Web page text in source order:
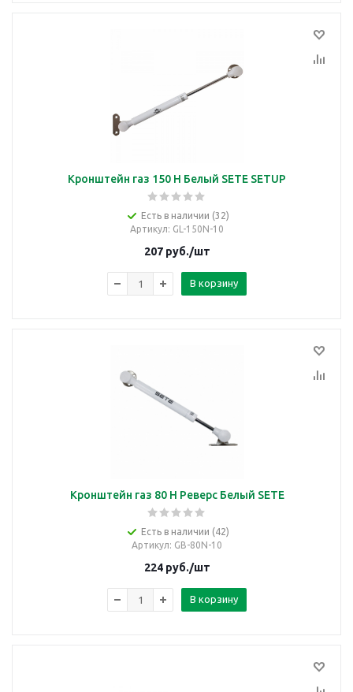
Кронштейн газ 150 Н Белый SETE SETUP
Есть в наличии (32)
Артикул: GL-150N-10
207руб./шт
В корзину
Кронштейн газ 80 Н Реверс Белый SETE
Есть в наличии (42)
Артикул: GB-80N-10
224руб./шт
В корзину